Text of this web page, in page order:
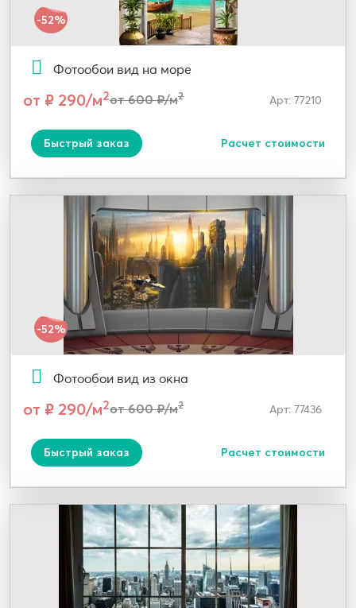
-52%
Фотообои вид на море
от ₽ 290/м2от 600 ₽/м2 Арт: 77210
Быстрый заказ Расчет стоимости
-52%
Фотообои вид из окна
от ₽ 290/м2от 600 ₽/м2 Арт: 77436
Быстрый заказ Расчет стоимости